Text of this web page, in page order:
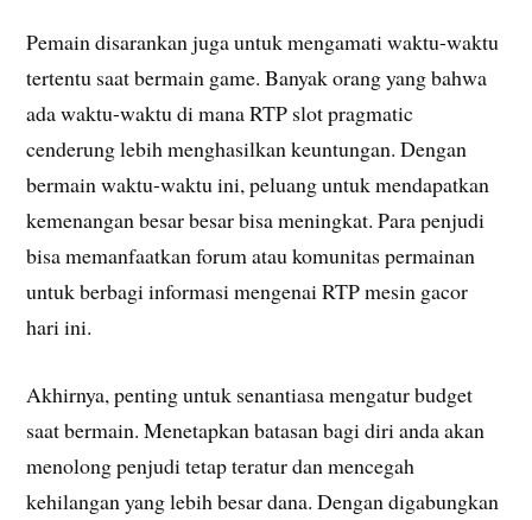
Pemain disarankan juga untuk mengamati waktu-waktu
tertentu saat bermain game. Banyak orang yang bahwa
ada waktu-waktu di mana RTP slot pragmatic
cenderung lebih menghasilkan keuntungan. Dengan
bermain waktu-waktu ini, peluang untuk mendapatkan
kemenangan besar besar bisa meningkat. Para penjudi
bisa memanfaatkan forum atau komunitas permainan
untuk berbagi informasi mengenai RTP mesin gacor
hari ini.
Akhirnya, penting untuk senantiasa mengatur budget
saat bermain. Menetapkan batasan bagi diri anda akan
menolong penjudi tetap teratur dan mencegah
kehilangan yang lebih besar dana. Dengan digabungkan